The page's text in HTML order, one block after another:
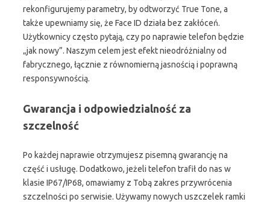
rekonfigurujemy parametry, by odtworzyć True Tone, a
także upewniamy się, że Face ID działa bez zakłóceń.
Użytkownicy często pytają, czy po naprawie telefon będzie
„jak nowy”. Naszym celem jest efekt nieodróżnialny od
fabrycznego, łącznie z równomierną jasnością i poprawną
responsywnością.
Gwarancja i odpowiedzialność za
szczelność
Po każdej naprawie otrzymujesz pisemną gwarancję na
część i usługę. Dodatkowo, jeżeli telefon trafił do nas w
klasie IP67/IP68, omawiamy z Tobą zakres przywrócenia
szczelności po serwisie. Używamy nowych uszczelek ramki